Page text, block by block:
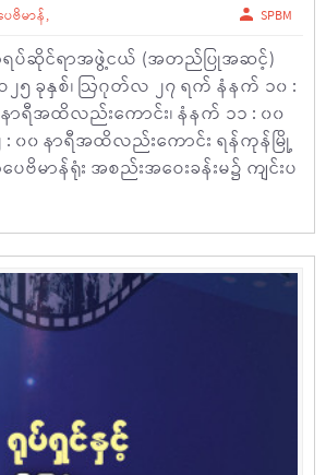
ေဗိမာန်, SPBM
ပ်ဆိုင်ရာအဖွဲ့ငယ် (အတည်ပြုအဆင့်)
၂၅ ခုနှစ်၊ ဩဂုတ်လ ၂၇ ရက် နံနက် ၁၀ :
နာရီအထိလည်းကောင်း၊ နံနက် ၁၁ : ၀၀
: ၀၀ နာရီအထိလည်းကောင်း ရန်ကုန်မြို့
မာန်ရုံး အစည်းအဝေးခန်းမ၌ ကျင်းပ